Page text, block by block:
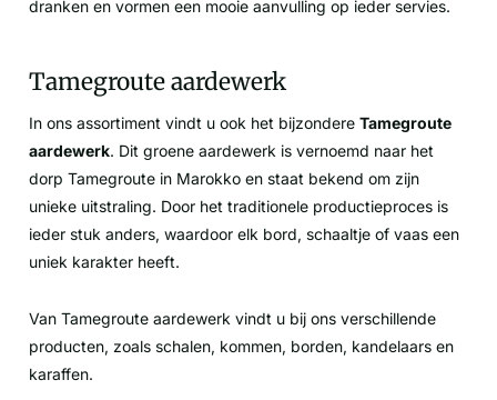
dranken en vormen een mooie aanvulling op ieder servies.
Tamegroute aardewerk
In ons assortiment vindt u ook het bijzondere Tamegroute
aardewerk. Dit groene aardewerk is vernoemd naar het
dorp Tamegroute in Marokko en staat bekend om zijn
unieke uitstraling. Door het traditionele productieproces is
ieder stuk anders, waardoor elk bord, schaaltje of vaas een
uniek karakter heeft.
Van Tamegroute aardewerk vindt u bij ons verschillende
producten, zoals schalen, kommen, borden, kandelaars en
karaffen.